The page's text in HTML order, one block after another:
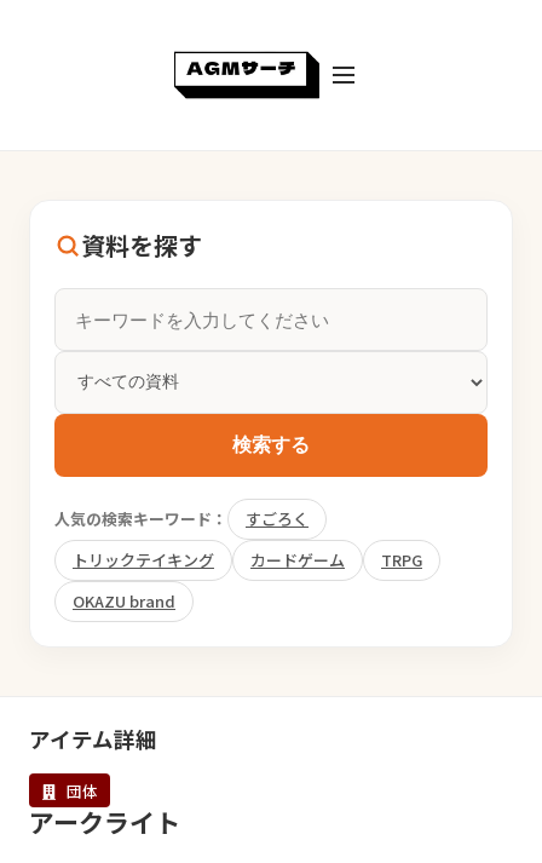
資料を探す
検索する
人気の検索キーワード：
すごろく
トリックテイキング
カードゲーム
TRPG
OKAZU brand
アイテム詳細
団体
アークライト